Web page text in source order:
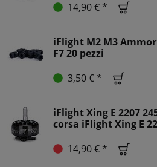
14,90 € *
iFlight M2 M3
F7 20 pezzi
3,50 € *
iFlight Xing E 2207
corsa iFlight Xing E
14,90 € *